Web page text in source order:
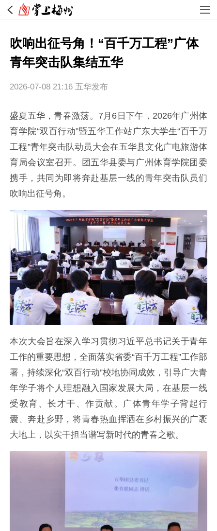
吹响出征号角！“百千万工程”广体
青年突击队集结五华
2026-07-08 21:16 五华发布
盛夏五华，青春激荡。7月6日下午，2026年广州体
育学院“双百行动”暨五华工作站广东大学生“百千万
工程”青年突击队动员大会在五华县文化广电旅游体
育局会议室召开。团五华县委与广州体育学院团委
携手，共同为即将奔赴基层一线的青年突击队员们
吹响出征号角。
本次大会旨在深入学习贯彻习近平总书记关于青年
工作的重要思想，全面落实省委“百千万工程”工作部
署，持续深化“双百行动”校地协同成效，引导广大青
年学子将个人理想融入国家发展大局，在基层一线
受教育、长才干、作贡献。广体青年学子背起行
囊、奔赴乡野，将青春热血挥洒在乡村振兴的广袤
大地上，以实干担当谱写新时代的青春之歌。